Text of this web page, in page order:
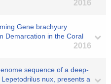
2016
Gene brachyury
Demarcation in the Coral
2016
sequence of a deep-
nux, presents a